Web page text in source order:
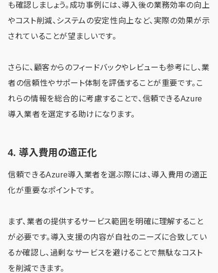
も確認しましょう。成功事例には、導入後の業務効率の向上
やコスト削減、システムの安定性向上など、実際の効果が示
されていることが望ましいです。
さらに、顧客からのフィードバックやレビューも参考にし、業
者の信頼性やサポート体制を評価することが重要です。こ
れらの情報を総合的に考慮することで、信頼できるAzure
導入業者を選定する助けになります。
4. 導入費用の適正化
信頼できるAzure導入業者を選ぶ際には、導入費用の適正
化が重要なポイントです。
まず、業者の提供するサービス範囲を明確に理解すること
が必要です。導入支援の内容が自社のニーズに合致してい
るか確認し、過剰なサービスを避けることで無駄なコスト
を削減できます。